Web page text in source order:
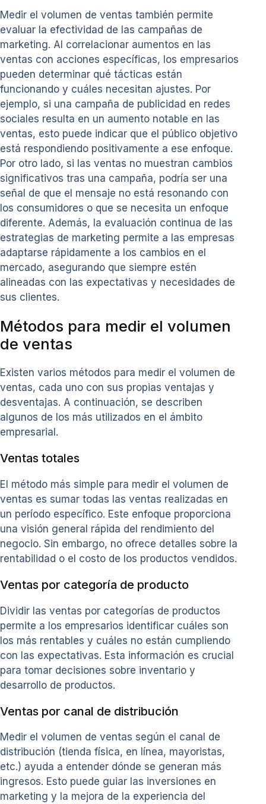
Medir el volumen de ventas también permite
evaluar la efectividad de las campañas de
marketing. Al correlacionar aumentos en las
ventas con acciones específicas, los empresarios
pueden determinar qué tácticas están
funcionando y cuáles necesitan ajustes. Por
ejemplo, si una campaña de publicidad en redes
sociales resulta en un aumento notable en las
ventas, esto puede indicar que el público objetivo
está respondiendo positivamente a ese enfoque.
Por otro lado, si las ventas no muestran cambios
significativos tras una campaña, podría ser una
señal de que el mensaje no está resonando con
los consumidores o que se necesita un enfoque
diferente. Además, la evaluación continua de las
estrategias de marketing permite a las empresas
adaptarse rápidamente a los cambios en el
mercado, asegurando que siempre estén
alineadas con las expectativas y necesidades de
sus clientes.
Métodos para medir el volumen
de ventas
Existen varios métodos para medir el volumen de
ventas, cada uno con sus propias ventajas y
desventajas. A continuación, se describen
algunos de los más utilizados en el ámbito
empresarial.
Ventas totales
El método más simple para medir el volumen de
ventas es sumar todas las ventas realizadas en
un período específico. Este enfoque proporciona
una visión general rápida del rendimiento del
negocio. Sin embargo, no ofrece detalles sobre la
rentabilidad o el costo de los productos vendidos.
Ventas por categoría de producto
Dividir las ventas por categorías de productos
permite a los empresarios identificar cuáles son
los más rentables y cuáles no están cumpliendo
con las expectativas. Esta información es crucial
para tomar decisiones sobre inventario y
desarrollo de productos.
Ventas por canal de distribución
Medir el volumen de ventas según el canal de
distribución (tienda física, en línea, mayoristas,
etc.) ayuda a entender dónde se generan más
ingresos. Esto puede guiar las inversiones en
marketing y la mejora de la experiencia del